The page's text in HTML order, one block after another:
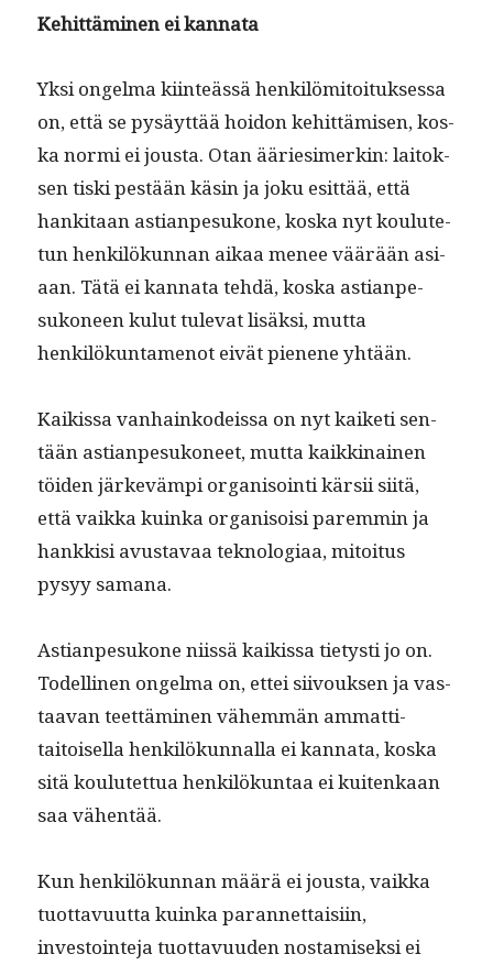
Kehit­tämi­nen ei kannata
Yksi ongel­ma kiin­teässä henkilömi­toituk­ses­sa
on, että se pysäyt­tää hoidon kehit­tämisen, kos­
ka nor­mi ei jous­ta. Otan ääries­imerkin: laitok­
sen tis­ki pestään käsin ja joku esit­tää, että
han­ki­taan astian­pe­sukone, kos­ka nyt koulute­
tun henkilökun­nan aikaa menee väärään asi­
aan. Tätä ei kan­na­ta tehdä, kos­ka astian­pe­
sukoneen kulut tule­vat lisäk­si, mut­ta
henkilökun­ta­menot eivät pienene yhtään.
Kaikissa van­hainkodeis­sa on nyt kaiketi sen­
tään astian­pe­sukoneet, mut­ta kaikki­nainen
töi­den järkevämpi organ­isoin­ti kär­sii siitä,
että vaik­ka kuin­ka organ­isoisi parem­min ja
han­kkisi avus­tavaa teknolo­giaa, mitoi­tus
pysyy samana.
Astian­pe­sukone niis­sä kaikissa tietysti jo on.
Todel­li­nen ongel­ma on, ettei siivouk­sen ja vas­
taa­van teet­tämi­nen vähem­män ammat­ti­
taitoisel­la henkilökun­nal­la ei kan­na­ta, kos­ka
sitä koulutet­tua henkilökun­taa ei kuitenkaan
saa vähentää.
Kun henkilökun­nan määrä ei jous­ta, vaik­ka
tuot­tavu­ut­ta kuin­ka paran­net­taisi­in,
investoin­te­ja tuot­tavu­u­den nos­tamisek­si ei